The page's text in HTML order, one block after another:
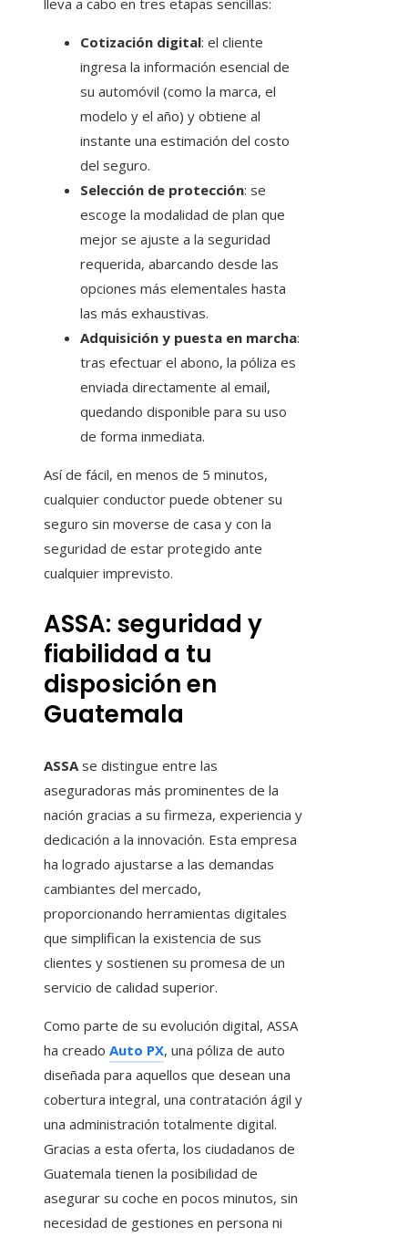
lleva a cabo en tres etapas sencillas:
Cotización digital: el cliente
ingresa la información esencial de
su automóvil (como la marca, el
modelo y el año) y obtiene al
instante una estimación del costo
del seguro.
Selección de protección: se
escoge la modalidad de plan que
mejor se ajuste a la seguridad
requerida, abarcando desde las
opciones más elementales hasta
las más exhaustivas.
Adquisición y puesta en marcha:
tras efectuar el abono, la póliza es
enviada directamente al email,
quedando disponible para su uso
de forma inmediata.
Así de fácil, en menos de 5 minutos,
cualquier conductor puede obtener su
seguro sin moverse de casa y con la
seguridad de estar protegido ante
cualquier imprevisto.
ASSA: seguridad y
fiabilidad a tu
disposición en
Guatemala
ASSAse distingue entre las
aseguradoras más prominentes de la
nación gracias a su firmeza, experiencia y
dedicación a la innovación. Esta empresa
ha logrado ajustarse a las demandas
cambiantes del mercado,
proporcionando herramientas digitales
que simplifican la existencia de sus
clientes y sostienen su promesa de un
servicio de calidad superior.
Como parte de su evolución digital, ASSA
ha creado Auto PX, una póliza de auto
diseñada para aquellos que desean una
cobertura integral, una contratación ágil y
una administración totalmente digital.
Gracias a esta oferta, los ciudadanos de
Guatemala tienen la posibilidad de
asegurar su coche en pocos minutos, sin
necesidad de gestiones en persona ni